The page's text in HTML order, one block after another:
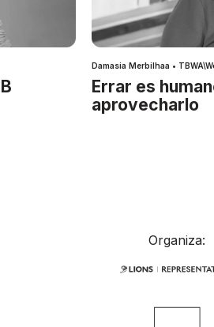
Damasia Merbilhaa •
Errar es
aprovecharlo
Organiza: